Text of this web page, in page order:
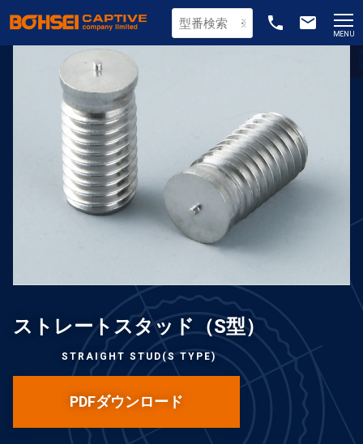
phone email
MENU
ストレートスタッド（S型）
STRAIGHT STUD(S TYPE)
PDFダウンロード